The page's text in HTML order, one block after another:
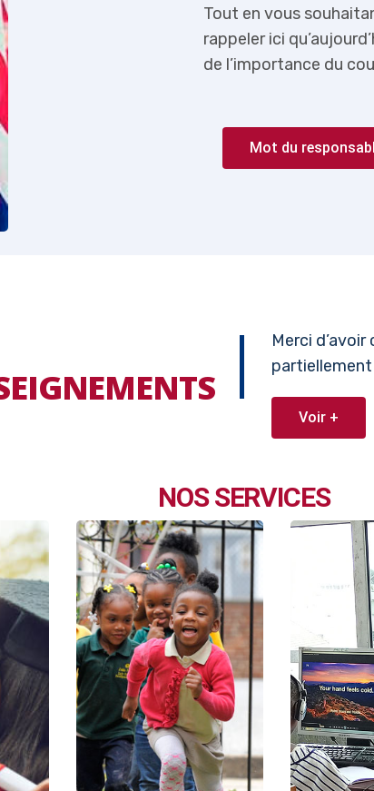
je me permets de
plus question de parler
Français-Anglais.
Tout en vous
rappeler ici
de l’importance du
Mot du
Merci
Voir +
NOS SERVICES